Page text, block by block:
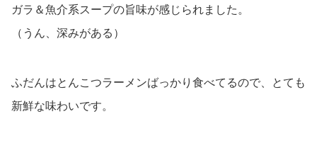
ガラ＆魚介系スープの旨味が感じられました。
（うん、深みがある）
ふだんはとんこつラーメンばっかり食べてるので、とても
新鮮な味わいです。